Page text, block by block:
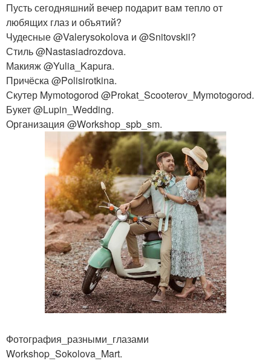
Пусть сегодняшний вечер подарит вам тепло от
любящих глаз и объятий?
Чудесные @Valerysokolova и @Snitovskii?
Стиль @Nastasiadrozdova.
Макияж @Yulia_Kapura.
Причёска @Polisirotkina.
Скутер Mymotogorod @Prokat_Scooterov_Mymotogorod.
Букет @Lupin_Wedding.
Организация @Workshop_spb_sm.
Фотография_разными_глазами
Workshop_Sokolova_Mart.